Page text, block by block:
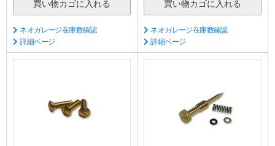
ネオガレージ在庫数確認
詳細ページ
ネオガレージ在庫数確認
詳細ページ